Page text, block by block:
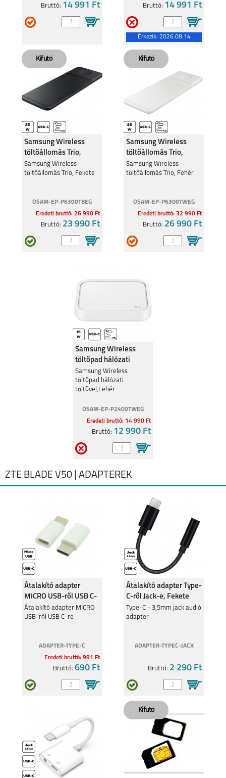
Bruttó: 14 991 Ft Bruttó: 14 991 Ft
Érkezik: 2026.08.14
Samsung Wireless
töltőállomás Trio,
Fekete
Samsung Wireless
töltőállomás Trio, Fekete
OSAM-EP-P6300TBEG
Eredeti bruttó: 26 990 Ft
Bruttó: 23 990 Ft
Samsung Wireless
töltőállomás Trio,
Fehér
Samsung Wireless
töltőállomás Trio, Fehér
OSAM-EP-P6300TWEG
Eredeti bruttó: 32 990 Ft
Bruttó: 26 990 Ft
Samsung Wireless
töltőpad hálózati
töltővel,Fehér
Samsung Wireless
töltőpad hálózati
töltővel,Fehér
OSAM-EP-P2400TWEG
Eredeti bruttó: 14 990 Ft
Bruttó: 12 990 Ft
ZTE BLADE V50 | ADAPTEREK
Átalakító adapter
MICRO USB-ről USB C-
re
Átalakító adapter MICRO
USB-ről USB C-re
ADAPTER-TYPE-C
Eredeti bruttó: 991 Ft
Bruttó: 690 Ft
Átalakító adapter Type-
C-ről Jack-e, Fekete
Type-C - 3,5mm jack audió
adapter
ADAPTER-TYPEC-JACK
Bruttó: 2 290 Ft